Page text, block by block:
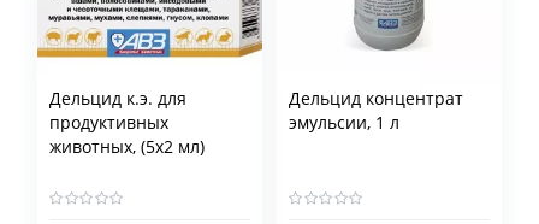
Дельцид к.э. для
продуктивных
животных, (5х2 мл)
Дельцид концентрат
эмульсии, 1 л